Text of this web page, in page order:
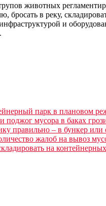
животных
бросать в реку,
и
парк в плановом
мусора в баках
правильно – в бункер или
жалоб на вывоз
на